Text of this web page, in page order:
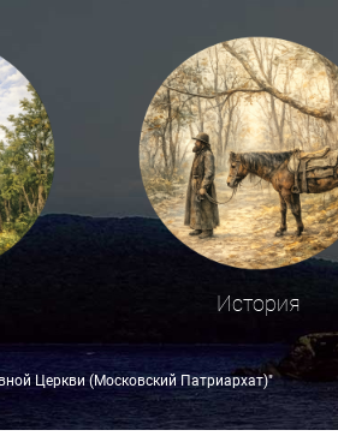
История
Церкви (Московский Патриархат)"